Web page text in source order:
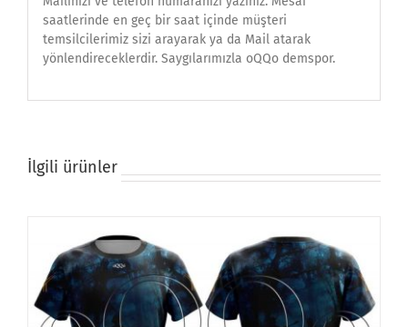
saatlerinde en geç bir saat içinde müşteri
temsilcilerimiz sizi arayarak ya da Mail atarak
yönlendireceklerdir. Saygılarımızla oQQo demspor.
İlgili ürünler